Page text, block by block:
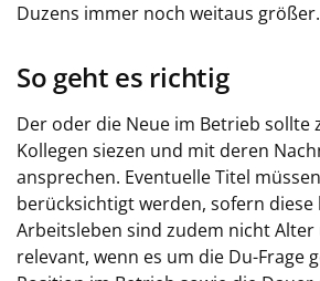
Duzens immer noch weitaus größer.
So geht es richtig
Der oder die Neue im Betrieb sollte
Kollegen siezen und mit deren
ansprechen. Eventuelle Titel
berücksichtigt werden, sofern diese
Arbeitsleben sind zudem nicht Alter
relevant, wenn es um die Du-Frage